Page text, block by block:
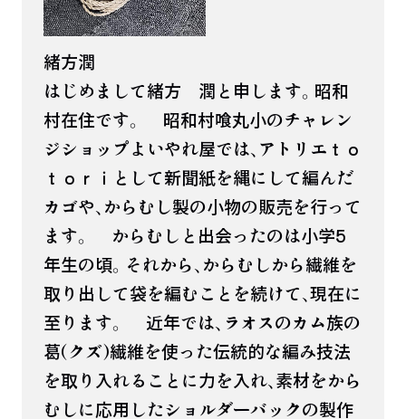
緒方潤
はじめまして緒方 潤と申します。昭和
村在住です。 昭和村喰丸小のチャレン
ジショップよいやれ屋では、アトリエｔｏ
ｔｏｒｉとして新聞紙を縄にして編んだ
カゴや、からむし製の小物の販売を行って
ます。 からむしと出会ったのは小学5
年生の頃。それから、からむしから繊維を
取り出して袋を編むことを続けて、現在に
至ります。 近年では、ラオスのカム族の
葛(クズ)繊維を使った伝統的な編み技法
を取り入れることに力を入れ、素材をから
むしに応用したショルダーバックの製作